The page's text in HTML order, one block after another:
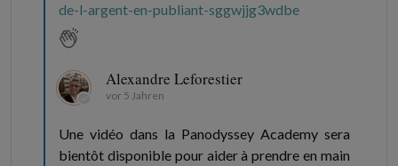
de-l-argent-en-publiant-sggwjjg3wdbe
Alexandre Leforestier
vor 5 Jahren
Une vidéo dans la Panodyssey Academy sera
bientôt disponible pour aider à prendre en main